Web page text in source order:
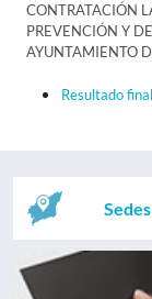
CONTRATACIÓN
PREVENCIÓN Y
AYUNTAMIENTO
Resultado